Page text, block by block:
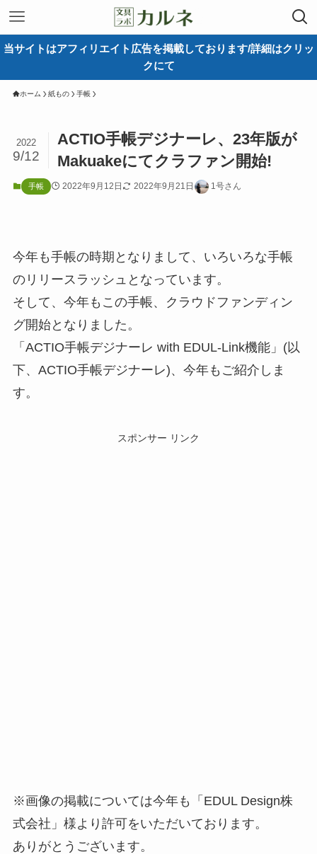
当サイトはアフィリエイト広告を掲載しております/詳細はクリッ
クにて
ホーム 紙もの 手帳
ACTIO手帳デジナーレ、23年版が
Makuakeにてクラファン開始!
2022
9/12
手帳 2022年9月12日 2022年9月21日 1号さん
今年も手帳の時期となりまして、いろいろな手帳
のリリースラッシュとなっています。
そして、今年もこの手帳、クラウドファンディン
グ開始となりました。
「ACTIO手帳デジナーレ with EDUL-Link機能」(以
下、ACTIO手帳デジナーレ)、今年もご紹介しま
す。
スポンサー リンク
※画像の掲載については今年も「EDUL Design株
式会社」様より許可をいただいております。
ありがとうございます。